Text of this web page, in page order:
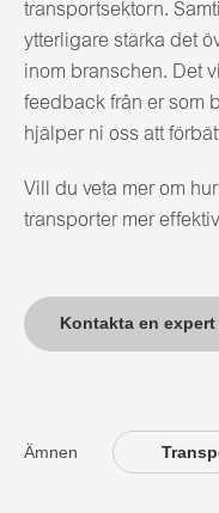
transportsektorn.
ytterligare stärka det
inom branschen. Det
feedback från er som
hjälper ni oss att
Vill du veta mer om
transporter mer
Kontakta en expert
Ämnen